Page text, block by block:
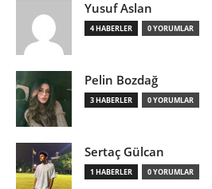
Yusuf Aslan
4 HABERLER 0 YORUMLAR
Pelin Bozdağ
3 HABERLER 0 YORUMLAR
Sertaç Gülcan
1 HABERLER 0 YORUMLAR